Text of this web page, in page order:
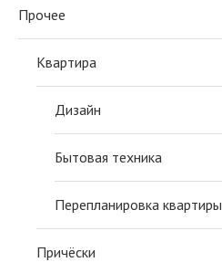
Прочее
Квартира
Дизайн
Бытовая техника
Перепланировка квартиры
Причёски